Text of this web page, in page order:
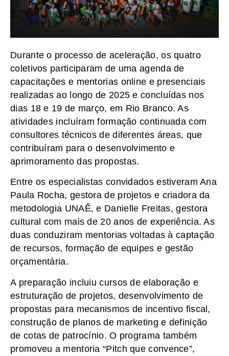
Durante o processo de aceleração, os quatro
coletivos participaram de uma agenda de
capacitações e mentorias online e presenciais
realizadas ao longo de 2025 e concluídas nos
dias 18 e 19 de março, em Rio Branco. As
atividades incluíram formação continuada com
consultores técnicos de diferentes áreas, que
contribuíram para o desenvolvimento e
aprimoramento das propostas.
Entre os especialistas convidados estiveram Ana
Paula Rocha, gestora de projetos e criadora da
metodologia UNAÊ, e Danielle Freitas, gestora
cultural com mais de 20 anos de experiência. As
duas conduziram mentorias voltadas à captação
de recursos, formação de equipes e gestão
orçamentária.
A preparação incluiu cursos de elaboração e
estruturação de projetos, desenvolvimento de
propostas para mecanismos de incentivo fiscal,
construção de planos de marketing e definição
de cotas de patrocínio. O programa também
promoveu a mentoria “Pitch que convence”,